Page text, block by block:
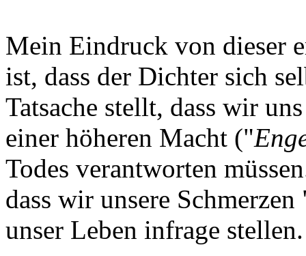
Mein Eindruck von dieser
ist, dass der Dichter sich
Tatsache stellt, dass wir
einer höheren Macht ("
Todes verantworten
dass wir unsere Schmerzen
unser Leben infrage stellen.